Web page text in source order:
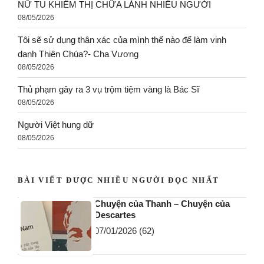
NỮ TU KHIẾM THỊ CHỮA LÀNH NHIỀU NGƯỜI
08/05/2026
Tôi sẽ sử dụng thân xác của mình thế nào để làm vinh
danh Thiên Chúa?- Cha Vương
08/05/2026
Thủ phạm gây ra 3 vụ trộm tiệm vàng là Bác Sĩ
08/05/2026
Người Việt hung dữ
08/05/2026
BÀI VIẾT ĐƯỢC NHIỀU NGƯỜI ĐỌC NHẤT
Chuyện của Thanh – Chuyện của
Descartes
07/01/2026 (62)